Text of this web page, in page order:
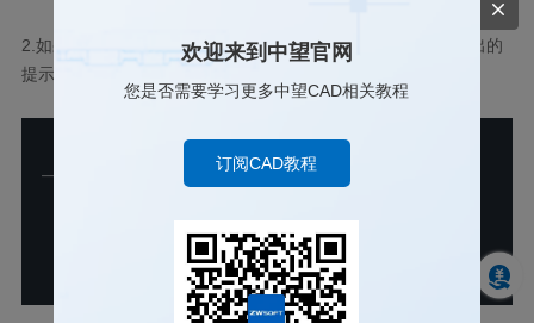
2. 如果是第一种方法直接点击工具栏的按钮那就按照命令行输出的
提示进行操作，先选择打断对象如何选择打断点即可。
欢迎来到中望官网
您是否需要学习更多中望CAD相关教程
订阅CAD教程